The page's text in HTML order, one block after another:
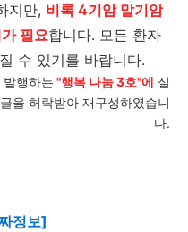
지만, 비록 4기암 말기암
필요합니다. 모든 환자
수 있기를 바랍니다.
발행하는 "행복 나눔 3호"에 실
을 허락받아 재구성하였습니
다.
정보]